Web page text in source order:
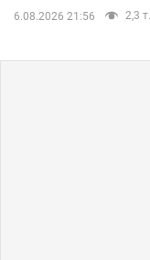
6.08.2026 21:56 2,3 т.